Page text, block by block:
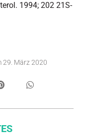
1994; 202 21S-
29. März 2020